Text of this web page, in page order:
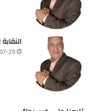
29